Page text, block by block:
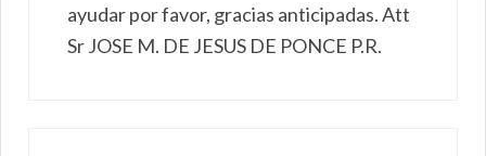
ayudar por favor, gracias anticipadas. Att
Sr JOSE M. DE JESUS DE PONCE P.R.